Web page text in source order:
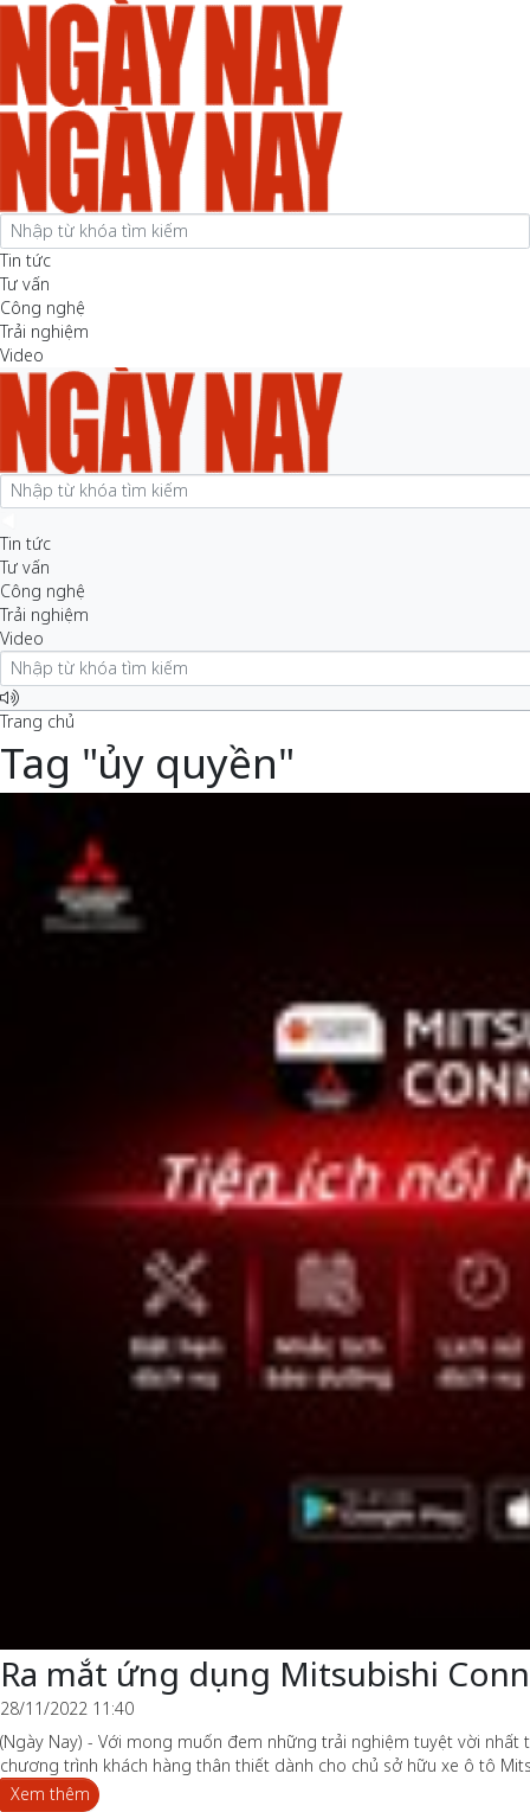
Tin tức
Tư vấn
Công nghệ
Trải nghiệm
Video
Tin tức
Tư vấn
Công nghệ
Trải nghiệm
Video
Trang chủ
Tag "ủy quyền"
Ra mắt ứng dụng Mitsubishi
28/11/2022 11:40
(Ngày Nay) - Với mong muốn đem những trải nghiệm tuyệt vời
chương trình khách hàng thân thiết dành cho chủ sở hữu xe ô tô
Xem thêm